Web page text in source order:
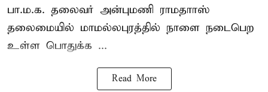
பா.ம.க. தலைவர் அன்புமணி ராமதாாஸ்
தலைமையில் மாமல்லபுரத்தில் நாளை நடைபெற
உள்ள பொதுக்க ...
Read More